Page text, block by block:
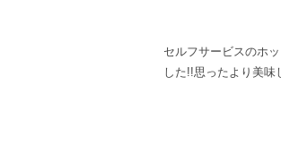
セルフサービスのホ
した!!思ったより美